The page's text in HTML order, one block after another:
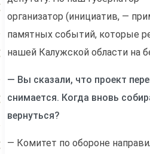
организатор (инициатив, —
памятных событий, которые
нашей Калужской области на
— Вы сказали, что проект
снимается. Когда вновь
вернуться?
— Комитет по обороне